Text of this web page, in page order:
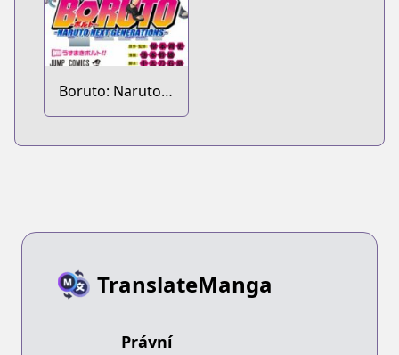
Boruto: Naruto
Next
TranslateManga
Právní